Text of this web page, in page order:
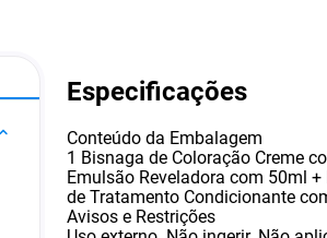
Especificações
Conteúdo da Embalagem
1 Bisnaga de Coloração Creme
Emulsão Reveladora com 50ml
de Tratamento Condicionante
Avisos e Restrições